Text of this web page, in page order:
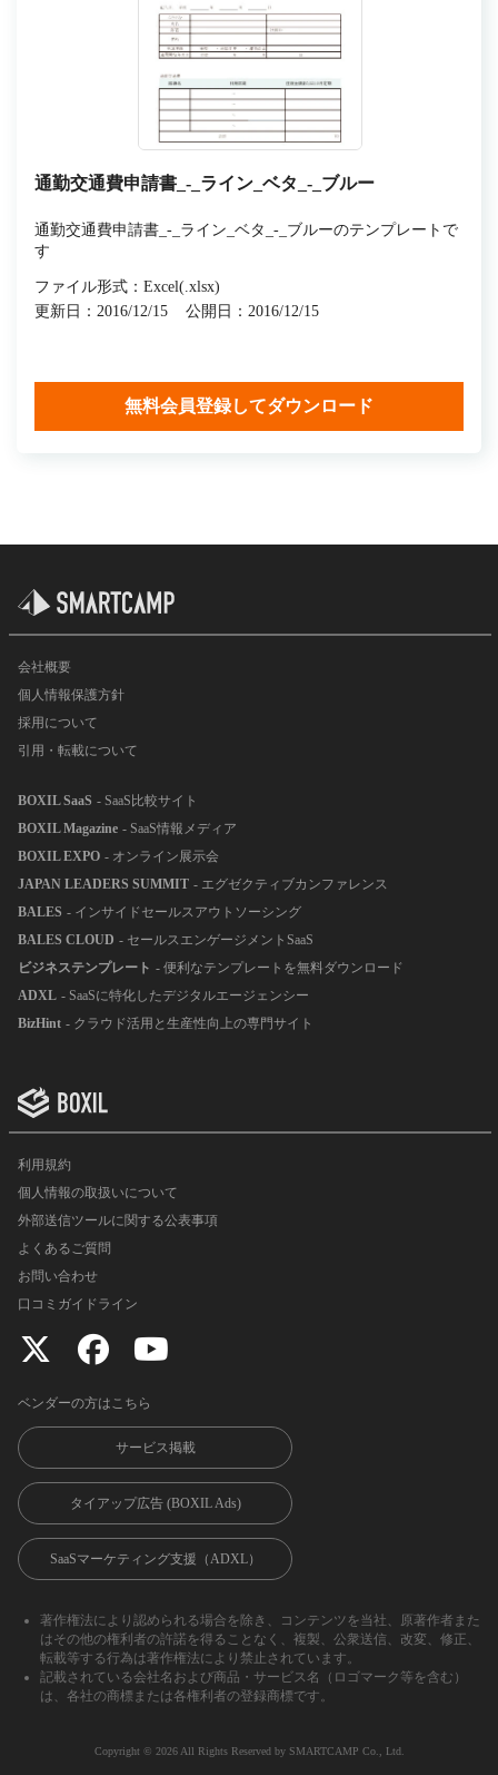
通勤交通費申請書_-_ライン_ベタ_-_ブルー
通勤交通費申請書_-_ライン_ベタ_-_ブルーのテンプレートで
す
ファイル形式：Excel(.xlsx)
更新日：2016/12/15
公開日：2016/12/15
無料会員登録してダウンロード
会社概要
個人情報保護方針
採用について
引用・転載について
BOXIL SaaS - SaaS比較サイト
BOXIL Magazine - SaaS情報メディア
BOXIL EXPO - オンライン展示会
JAPAN LEADERS SUMMIT - エグゼクティブカンファレンス
BALES - インサイドセールスアウトソーシング
BALES CLOUD - セールスエンゲージメントSaaS
ビジネステンプレート - 便利なテンプレートを無料ダウンロード
ADXL - SaaSに特化したデジタルエージェンシー
BizHint - クラウド活用と生産性向上の専門サイト
利用規約
個人情報の取扱いについて
外部送信ツールに関する公表事項
よくあるご質問
お問い合わせ
口コミガイドライン
ベンダーの方はこちら
サービス掲載
タイアップ広告 (BOXIL Ads)
SaaSマーケティング支援（ADXL）
著作権法により認められる場合を除き、コンテンツを当社、原著作者また
はその他の権利者の許諾を得ることなく、複製、公衆送信、改変、修正、
転載等する行為は著作権法により禁止されています。
記載されている会社名および商品・サービス名（ロゴマーク等を含む）
は、各社の商標または各権利者の登録商標です。
Copyright ©︎ 2026 All Rights Reserved by SMARTCAMP Co., Ltd.